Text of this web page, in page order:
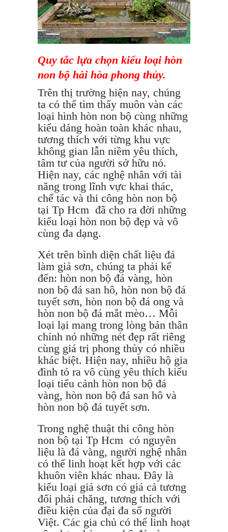
Quy tắc lựa chọn kiểu loại hòn
non bộ hài hòa phong thủy.
Trên thị trường hiện nay, chúng
ta có thể tìm thấy muôn vàn các
loại hình hòn non bộ cùng những
kiểu dáng hoàn toàn khác nhau,
tương thích với từng khu vực
không gian lẫn niềm yêu thích,
tâm tư của người sở hữu nó.
Hiện nay, các nghệ nhân với tài
năng trong lĩnh vực khai thác,
chế tác và thi công hòn non bộ
tại Tp Hcm đã cho ra đời những
kiểu loại hòn non bộ đẹp và vô
cùng đa dạng.
Xét trên bình diện chất liệu đá
làm giả sơn, chúng ta phải kể
đến: hòn non bộ đá vàng, hòn
non bộ đá san hô, hòn non bộ đá
tuyết sơn, hòn non bộ đá ong và
hòn non bộ đá mắt mèo… Mỗi
loại lại mang trong lòng bản thân
chính nó những nét đẹp rất riêng
cùng giá trị phong thủy có nhiều
khác biệt. Hiện nay, nhiều hộ gia
đình tỏ ra vô cùng yêu thích kiểu
loại tiểu cảnh hòn non bộ đá
vàng, hòn non bộ đá san hô và
hòn non bộ đá tuyết sơn.
Trong nghệ thuật thi công hòn
non bộ tại Tp Hcm có nguyên
liệu là đá vàng, người nghệ nhân
có thể linh hoạt kết hợp với các
khuôn viên khác nhau. Đây là
kiểu loại giả sơn có giá cả tương
đối phải chăng, tương thích với
điều kiện của đại đa số người
Việt. Các gia chủ có thể linh hoạt